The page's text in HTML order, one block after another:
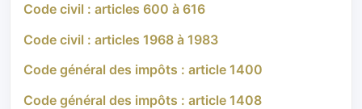
Code civil : articles 600 à 616
Code civil : articles 1968 à 1983
Code général des impôts : article 1400
Code général des impôts : article 1408